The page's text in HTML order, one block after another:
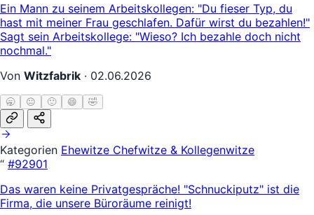
Ein Mann zu seinem Arbeitskollegen: "Du fieser Typ, du
hast mit meiner Frau geschlafen. Dafür wirst du bezahlen!"
Sagt sein Arbeitskollege: "Wieso? Ich bezahle doch nicht
nochmal."
Von Witzfabrik · 02.06.2026
🥱 😐 🙂 😄 🤣
Kategorien Ehewitze Chefwitze & Kollegenwitze
“ #92901
Das waren keine Privatgespräche! "Schnuckiputz" ist die
Firma, die unsere Büroräume reinigt!